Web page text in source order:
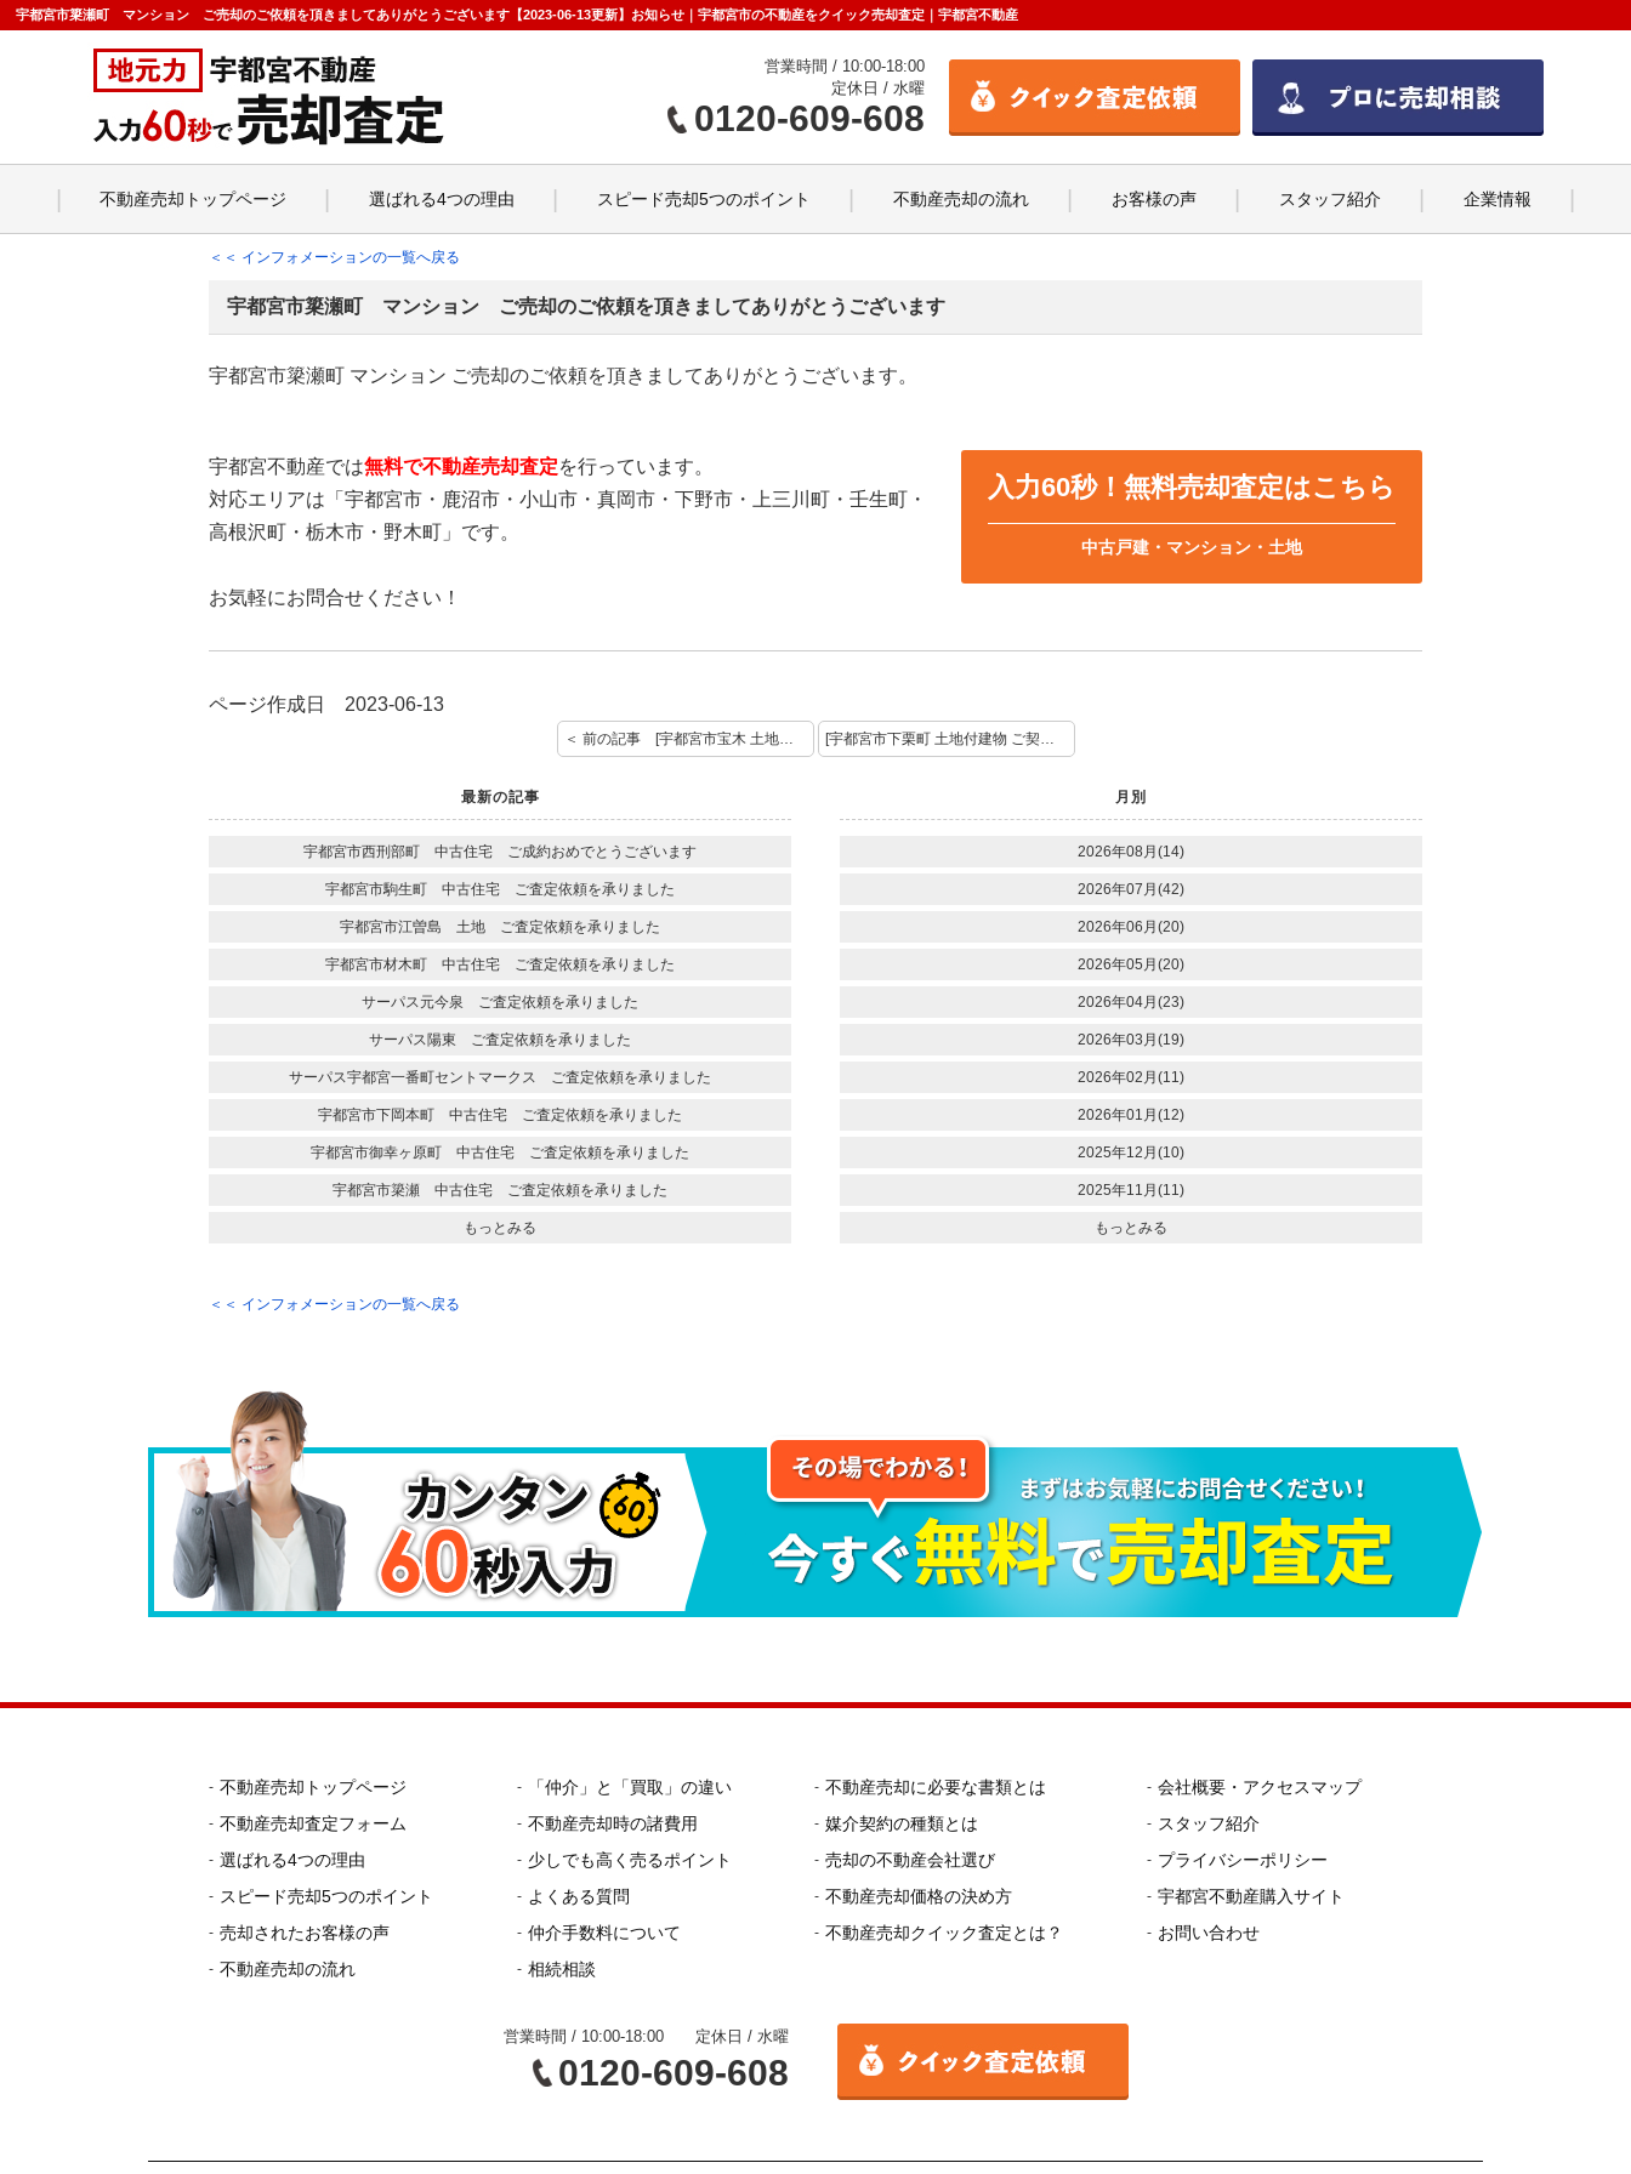
宇都宮市簗瀬町 マンション ご売却のご依頼を頂きましてありがとうございます【2023-06-13更新】お知らせ｜宇都宮市の不動産をクイック売却査定｜宇都宮不動産
営業時間 / 10:00-18:00
定休日 / 水曜
0120-609-608
不動産売却トップページ 選ばれる4つの理由 スピード売却5つのポイント 不動産売却の流れ お客様の声 スタッフ紹介 企業情報
＜＜ インフォメーションの一覧へ戻る
宇都宮市簗瀬町 マンション ご売却のご依頼を頂きましてありがとうございます
宇都宮市簗瀬町 マンション ご売却のご依頼を頂きましてありがとうございます。
宇都宮不動産では無料で不動産売却査定を行っています。
対応エリアは「宇都宮市・鹿沼市・小山市・真岡市・下野市・上三川町・壬生町・
高根沢町・栃木市・野木町」です。
お気軽にお問合せください！
入力60秒！無料売却査定はこちら
中古戸建・マンション・土地
ページ作成日 2023-06-13
＜ 前の記事 [宇都宮市宝木 土地付建物 ご成約おめでとうございます] [宇都宮市下栗町 土地付建物 ご契約おめでとうございます] 次の記事 ＞
最新の記事
宇都宮市西刑部町 中古住宅 ご成約おめでとうございます
宇都宮市駒生町 中古住宅 ご査定依頼を承りました
宇都宮市江曽島 土地 ご査定依頼を承りました
宇都宮市材木町 中古住宅 ご査定依頼を承りました
サーパス元今泉 ご査定依頼を承りました
サーパス陽東 ご査定依頼を承りました
サーパス宇都宮一番町セントマークス ご査定依頼を承りました
宇都宮市下岡本町 中古住宅 ご査定依頼を承りました
宇都宮市御幸ヶ原町 中古住宅 ご査定依頼を承りました
宇都宮市簗瀬 中古住宅 ご査定依頼を承りました
もっとみる
月別
2026年08月(14)
2026年07月(42)
2026年06月(20)
2026年05月(20)
2026年04月(23)
2026年03月(19)
2026年02月(11)
2026年01月(12)
2025年12月(10)
2025年11月(11)
もっとみる
＜＜ インフォメーションの一覧へ戻る
不動産売却トップページ
不動産売却査定フォーム
選ばれる4つの理由
スピード売却5つのポイント
売却されたお客様の声
不動産売却の流れ
「仲介」と「買取」の違い
不動産売却時の諸費用
少しでも高く売るポイント
よくある質問
仲介手数料について
相続相談
不動産売却に必要な書類とは
媒介契約の種類とは
売却の不動産会社選び
不動産売却価格の決め方
不動産売却クイック査定とは？
会社概要・アクセスマップ
スタッフ紹介
プライバシーポリシー
宇都宮不動産購入サイト
お問い合わせ
営業時間 / 10:00-18:00 定休日 / 水曜
0120-609-608